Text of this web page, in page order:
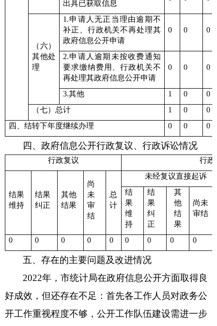
出具已获取信息
（六）
其他处
理
1.申请人无正当理由逾期不
补正、行政机关不再处理其
政府信息公开申请
0 0 0
2.申请人逾期未按收费通知
要求缴纳费用、行政机关不
再处理其政府信息公开申请
0 0 0
3.其他 1 0
0
（七）总计
1 0
0
四、结转下年度继续办理
0 0 0
四、政府信息公开行政复议、行政诉讼情况
行政复议 行政
结果
维持
结果
纠正
其他
结果
尚
未
审
结
总
计
未经复议直接起诉
结
果
维
持
结
果
纠
正
其
他
结
果
尚未
审结
0 0 0 0 0 0 0 0 0
五、存在的主要问题及改进情况
2022年，市统计局在政府信息公开方面取得良
好成效，但还存在不足：首先各工作人员对政务公
开工作重视程度不够，公开工作队伍建设需进一步